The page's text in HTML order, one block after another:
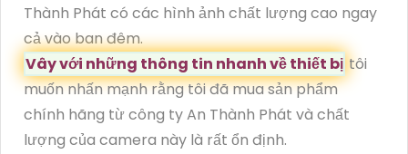
Thành Phát có các hình ảnh chất lượng cao ngay
cả vào ban đêm.
Vây với những thông tin nhanh về thiết bị tôi
muốn nhấn mạnh rằng tôi đã mua sản phẩm
chính hãng từ công ty An Thành Phát và chất
lượng của camera này là rất ổn định.